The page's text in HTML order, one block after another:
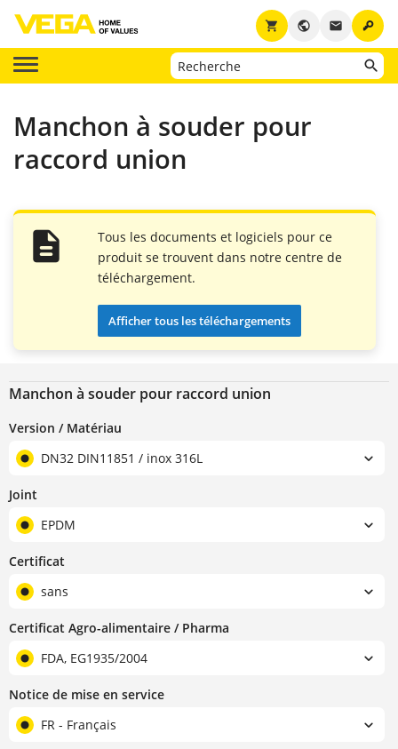
key
email
public
shopping_cart
Manchon à souder pour
raccord union
Tous les documents et logiciels pour ce
produit se trouvent dans notre centre de
téléchargement.
Afficher tous les téléchargements
Manchon à souder pour raccord union
Version / Matériau
DN32 DIN11851 / inox 316L
Joint
EPDM
Certificat
sans
Certificat Agro-alimentaire / Pharma
FDA, EG1935/2004
Notice de mise en service
FR - Français